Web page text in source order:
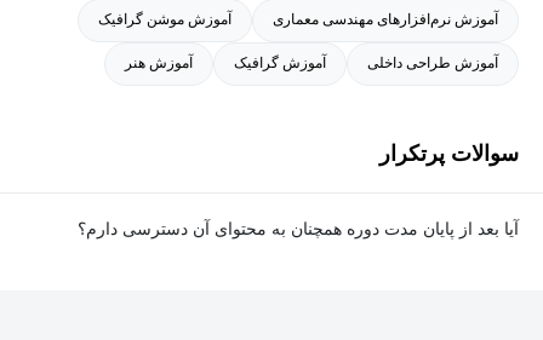
کار بوده است.
آموزش نرم‌افزارهای مهندسی معماری آموزش موشن گرافیک
آموزش طراحی داخلی آموزش گرافیک آموزش هنر
سوالات پرتکرار
آیا بعد از پایان مدت دوره همچنان به محتوای آن دسترسی دارم؟